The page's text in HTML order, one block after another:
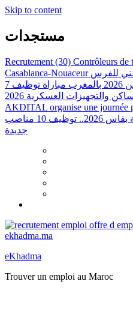
Skip to content
مستجدات
Recrutement (30) Contrôleurs de
Casablanca-Nouaceur للفرس
مباراة توظيف 7
والتجهيزات العسكرية 2026
AKDITAL organise une journée
توظيف شركة المنشآت الرياضية بفاس 2026.. توظيف 10 مناصب
جديدة
eKhadma
Trouver un emploi au Maroc